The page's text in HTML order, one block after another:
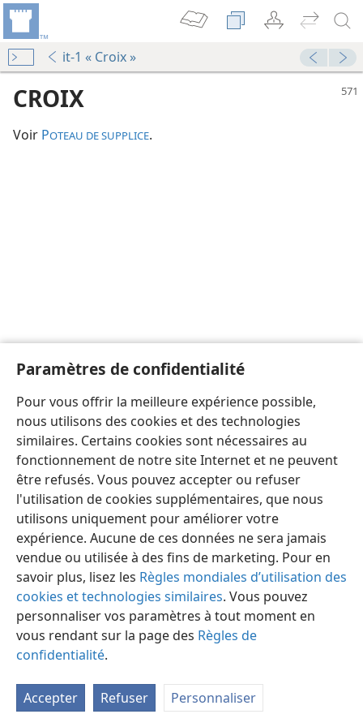
Paramètres de confidentialité
Pour vous offrir la meilleure expérience possible,
nous utilisons des cookies et des technologies
similaires. Certains cookies sont nécessaires au
fonctionnement de notre site Internet et ne peuvent
être refusés. Vous pouvez accepter ou refuser
l'utilisation de cookies supplémentaires, que nous
utilisons uniquement pour améliorer votre
expérience. Aucune de ces données ne sera jamais
vendue ou utilisée à des fins de marketing. Pour en
savoir plus, lisez les Règles mondiales d’utilisation des
cookies et technologies similaires. Vous pouvez
personnaliser vos paramètres à tout moment en
vous rendant sur la page des Règles de
confidentialité.
Accepter Refuser Personnaliser
it-1 « Croix »
CROIX
Voir POTEAU DE SUPPLICE.
Français Partager Préférences
Copyright © 2026 Watch Tower Bible and Tract Society of Pennsylvania
Conditions d’utilisation
Règles de confidentialité
Paramètres de confidentialité
JW.ORG Se connecter